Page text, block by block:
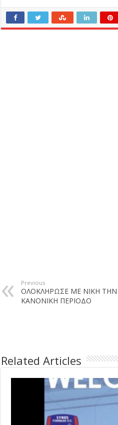
Previous
ΟΛΟΚΛΗΡΩΣΕ ΜΕ ΝΙΚΗ ΤΗΝ
ΚΑΝΟΝΙΚΗ ΠΕΡΙΟΔΟ
Related Articles